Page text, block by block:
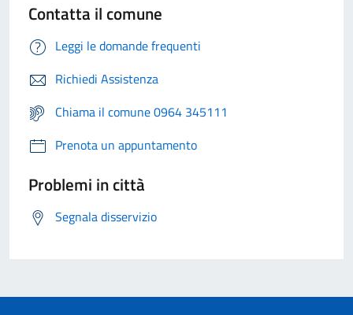
Contatta il comune
Leggi le domande frequenti
Richiedi Assistenza
Chiama il comune 0964 345111
Prenota un appuntamento
Problemi in città
Segnala disservizio